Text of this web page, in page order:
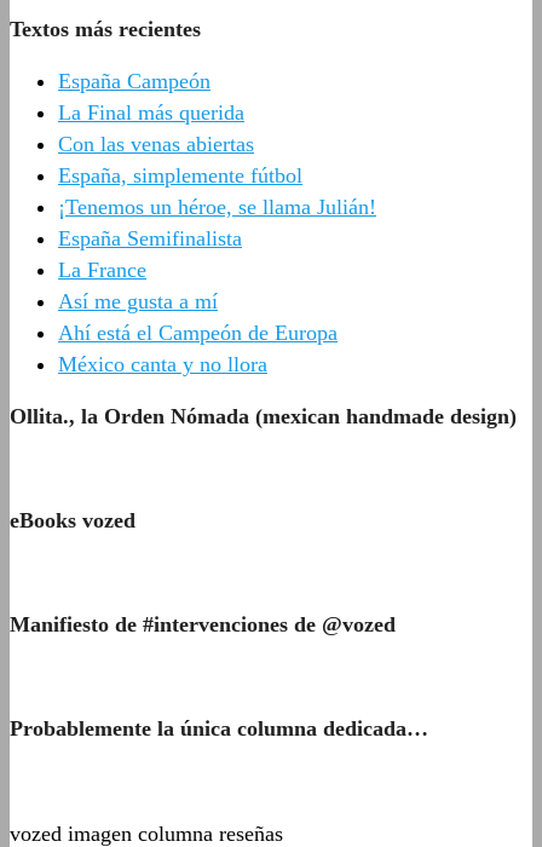
Textos más recientes
España Campeón
La Final más querida
Con las venas abiertas
España, simplemente fútbol
¡Tenemos un héroe, se llama Julián!
España Semifinalista
La France
Así me gusta a mí
Ahí está el Campeón de Europa
México canta y no llora
Ollita., la Orden Nómada (mexican handmade design)
eBooks vozed
Manifiesto de #intervenciones de @vozed
Probablemente la única columna dedicada…
vozed imagen columna reseñas